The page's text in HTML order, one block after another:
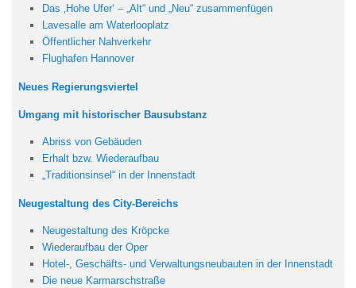
Das ‚Hohe Ufer‘ – „Alt“ und „Neu“ zusammenfügen
Lavesalle am Waterlooplatz
Öffentlicher Nahverkehr
Flughafen Hannover
Neues Regierungsviertel
Umgang mit historischer Bausubstanz
Abriss von Gebäuden
Erhalt bzw. Wiederaufbau
„Traditionsinsel“ in der Innenstadt
Neugestaltung des City-Bereichs
Neugestaltung des Kröpcke
Wiederaufbau der Oper
Hotel-, Geschäfts- und Verwaltungsneubauten in der Innenstadt
Die neue Karmarschstraße